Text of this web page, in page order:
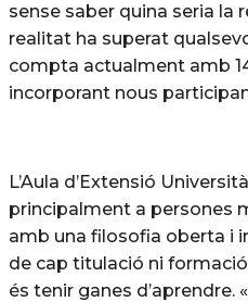
sense saber quina seria la
realitat ha superat
compta actualment amb
incorporant nous
L’Aula d’Extensió
principalment a persones
amb una filosofia oberta i
de cap titulació ni
és tenir ganes d’aprendre.